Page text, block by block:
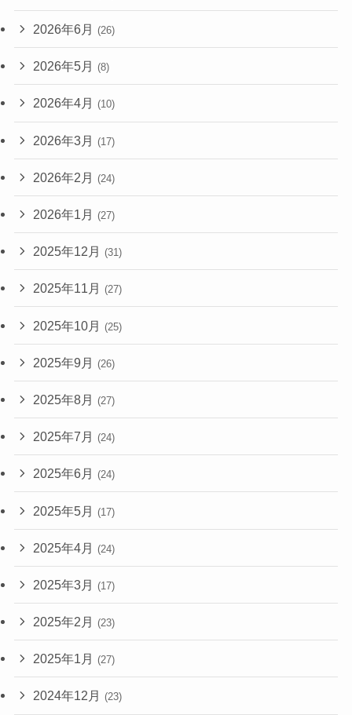
2026年6月 (26)
2026年5月 (8)
2026年4月 (10)
2026年3月 (17)
2026年2月 (24)
2026年1月 (27)
2025年12月 (31)
2025年11月 (27)
2025年10月 (25)
2025年9月 (26)
2025年8月 (27)
2025年7月 (24)
2025年6月 (24)
2025年5月 (17)
2025年4月 (24)
2025年3月 (17)
2025年2月 (23)
2025年1月 (27)
2024年12月 (23)